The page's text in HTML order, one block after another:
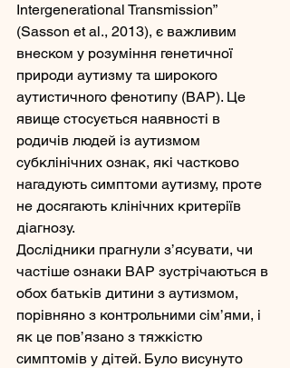
Intergenerational Transmission”
(Sasson et al., 2013), є важливим
внеском у розуміння генетичної
природи аутизму та широкого
аутистичного фенотипу (BAP). Це
явище стосується наявності в
родичів людей із аутизмом
субклінічних ознак, які частково
нагадують симптоми аутизму, проте
не досягають клінічних критеріїв
діагнозу.
Дослідники прагнули з’ясувати, чи
частіше ознаки BAP зустрічаються в
обох батьків дитини з аутизмом,
порівняно з контрольними сім’ями, і
як це пов’язано з тяжкістю
симптомів у дітей. Було висунуто